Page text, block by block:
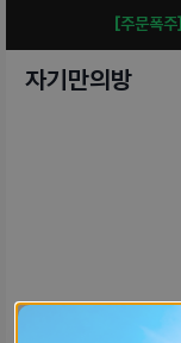
[주문폭주]
자기만의방